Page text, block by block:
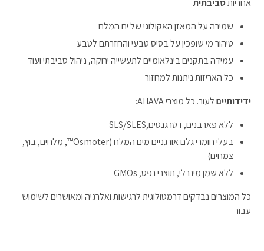
אחריותסביבתית
שמירה על המאזן האקולוגי של ים המלח
טיהור מי שופכין על בסיס טבעי והחזרתם לטבע
עמידה בתקנים בינלאומיים לתעשייה ירוקה, ניהול סביבתי ועוד
כל האריזות ניתנות למחזור
ידידותייםלעור. כל מוצרי AHAVA:
ללא פארבנים, דטרגנטים,SLS/SLES
בעלי חומרי גלם אורגניים מים המלח (Osmoter™, מלחים, בוץ,
צמחים)
ללא שמן מינרלי, תוצרי נפט, GMOs
כל המוצרים נבדקים דרמטולוגית לרגישות ואלרגיה ומאושרים לשימוש
עבור